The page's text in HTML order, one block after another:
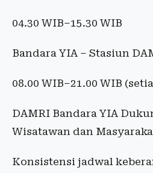
04.30 WIB–15.30 WIB
Bandara YIA – Stasiun
08.00 WIB–21.00 WIB
DAMRI Bandara YIA
Wisatawan dan
Konsistensi jadwal